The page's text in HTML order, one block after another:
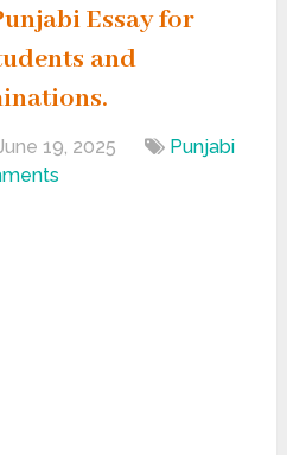
Essay for
and
19, 2025
Punjabi